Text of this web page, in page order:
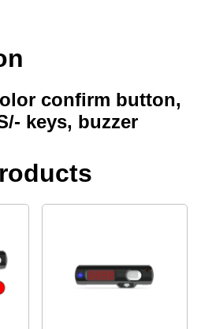
confirm button,
keys, buzzer